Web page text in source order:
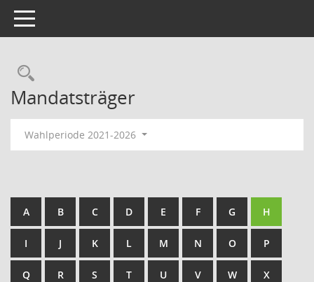
Toggle navigation
Rechercheauswahl
Mandatsträger
Wahlperiode 2021-2026
A B C D E F G H
I J K L M N O P
Q R S T U V W X